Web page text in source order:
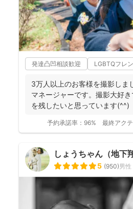
発達凸凹相談歓迎 LGBTQフレ
3万人以上のお客様を撮影しま
マネージャーです。撮影大好
を残したいと思っています
予約承諾率： 96% 最終アクテ
しょうちゃん（地
5 (950)男性